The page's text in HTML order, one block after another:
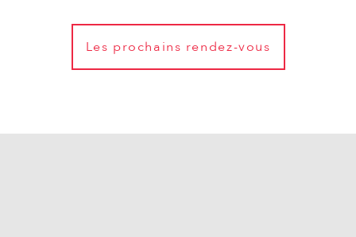
Les prochains rendez-vous